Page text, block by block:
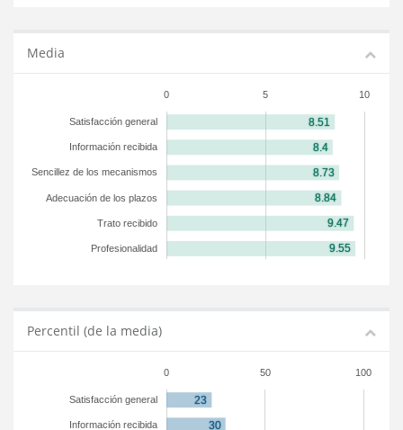
Media
0 5 10
Satisfacción general
Información recibida
Sencillez de los mecanismos
Adecuación de los plazos
Trato recibido
Profesionalidad
Percentil (de la media)
0 50 100
Satisfacción general
Información recibida